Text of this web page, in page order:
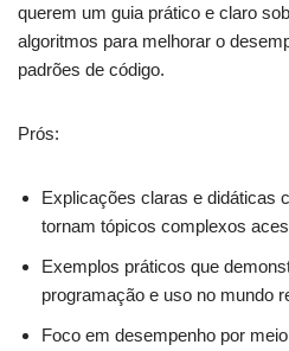
querem um guia prático e claro
algoritmos para melhorar o
padrões de código.
Prós:
Explicações claras e didáticas
tornam tópicos complexos
Exemplos práticos que
programação e uso no mundo
Foco em desempenho por